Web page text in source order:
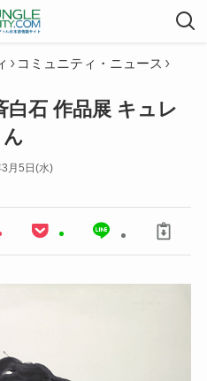
コミュニティ・ニュース
石 作品展 キュレ
月5日(水)